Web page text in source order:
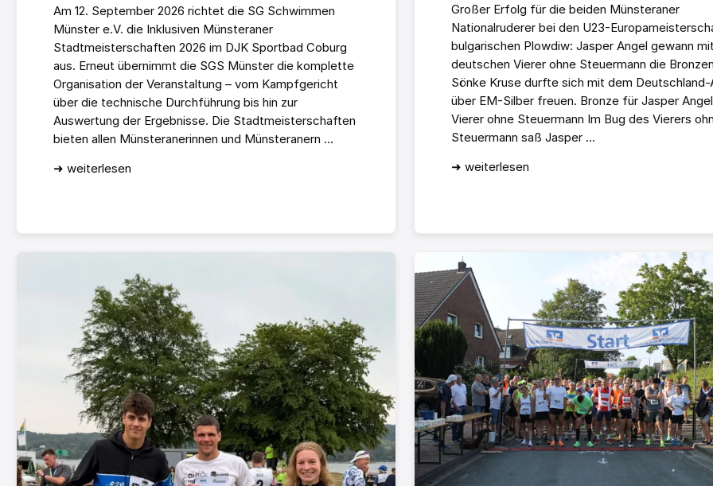
Am 12. September 2026 richtet die SG Schwimmen
Münster e.V. die Inklusiven Münsteraner
Stadtmeisterschaften 2026 im DJK Sportbad Coburg
aus. Erneut übernimmt die SGS Münster die komplette
Organisation der Veranstaltung – vom Kampfgericht
über die technische Durchführung bis hin zur
Auswertung der Ergebnisse. Die Stadtmeisterschaften
bieten allen Münsteranerinnen und Münsteranern ...
➜ weiterlesen
Großer Erfolg für die beiden Münsteraner
Nationalruderer bei den U23-
bulgarischen Plowdiw: Jasper Angel gewann
deutschen Vierer ohne Steuermann die
Sönke Kruse durfte sich mit dem
über EM-Silber freuen. Bronze für Jasper
Vierer ohne Steuermann Im Bug des Vierers
Steuermann saß Jasper ...
➜ weiterlesen